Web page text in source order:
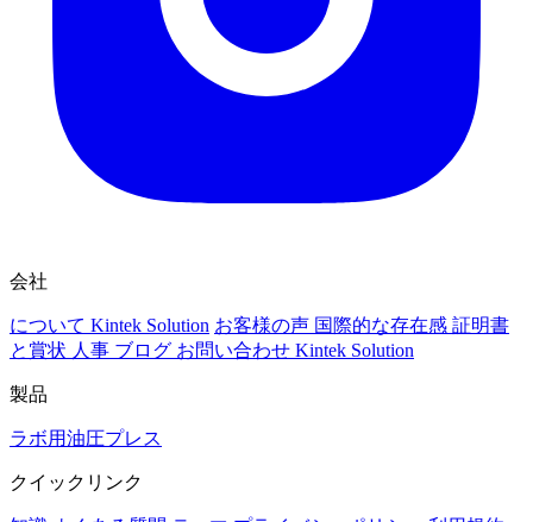
会社
について Kintek Solution お客様の声 国際的な存在感 証明書
と賞状 人事 ブログ お問い合わせ Kintek Solution
製品
ラボ用油圧プレス
クイックリンク